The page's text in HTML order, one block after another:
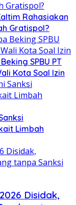
Rahasiakan
Gratispol?
SPBU PT
Kota Soal Izin
Limbah
Disidak,